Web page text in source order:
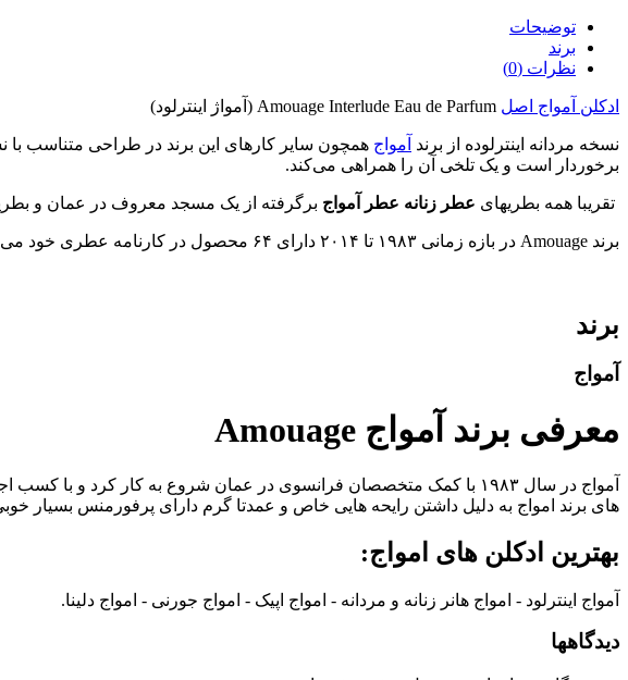
توضیحات
برند
نظرات (0)
ادکلن آمواج اصل
نسخه مردانه اینترلوده از برند آمواج همچون سایر کارهای این برند در طراحی متناسب با
برخوردار است و یک تلخی آن را همراهی می‌کند.
تقریبا همه بطریهای عطر زنانه عطر آمواج برگرفته از یک مسجد معروف در عمان و
برند Amouage در بازه زمانی ۱۹۸۳ تا ۲۰۱۴ دارای ۶۴ محصول در کارنامه عطری خود می
برند
آمواج
معرفی برند آمواج Amouage
آمواج در سال ۱۹۸۳ با کمک متخصصان فرانسوی در عمان شروع به کار
های برند امواج به دلیل داشتن رایحه هایی خاص و عمدتا گرم دارای پرفورمنس بسیار
بهترین ادکلن های امواج:
آمواج اینترلود - امواج هانر زنانه و مردانه - امواج اپیک - امواج جورنی - امواج دلینا.
دیدگاهها